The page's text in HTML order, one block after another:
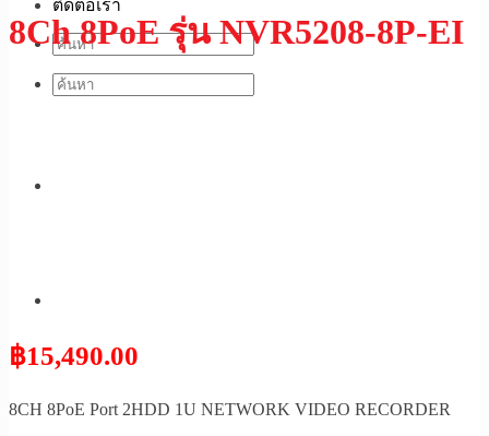
ติดต่อเรา
8Ch 8PoE รุ่น NVR5208-8P-EI
฿15,490.00
8CH 8PoE Port 2HDD 1U NETWORK VIDEO RECORDER